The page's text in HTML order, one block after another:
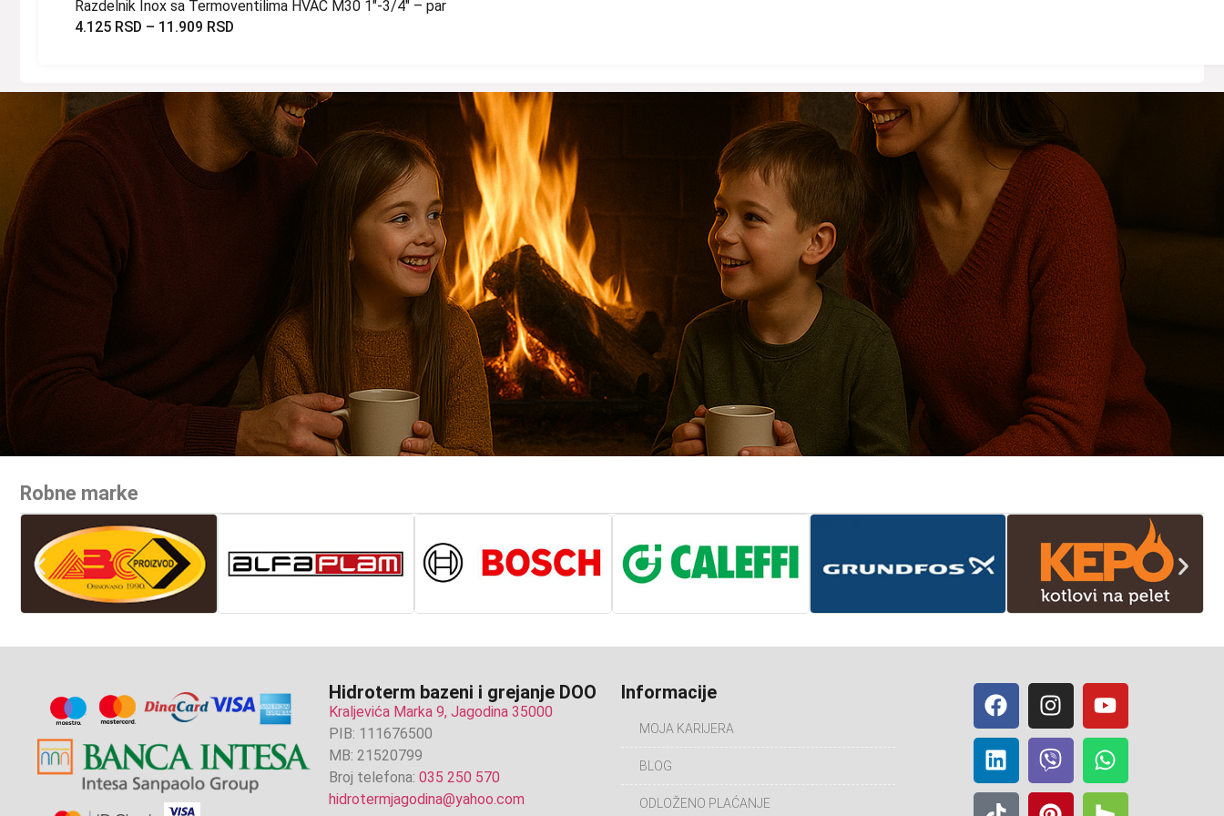
Razdelnik Inox sa Termoventilima HVAC M30 1″-3/4″ – par
4.125 RSD – 11.909 RSD
Robne marke
Hidroterm bazeni i grejanje DOO
Kraljevića Marka 9, Jagodina 35000
PIB: 111676500
MB: 21520799
Broj telefona: 035 250 570
hidrotermjagodina@yahoo.com
Informacije
MOJA KARIJERA
BLOG
ODLOŽENO PLAĆANJE